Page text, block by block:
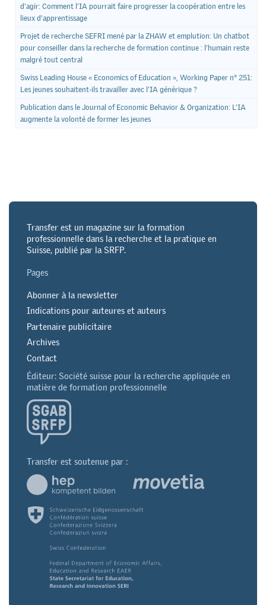
d’agir: Comment l’IA pourrait faire progresser la coopération entre les
lieux d’apprentissage
Projet de recherche SEFRI mené par la ZHAW et emplution: Un chatbot
pour conseiller dans la recherche de formation continue : l’humain reste
malgré tout central
Swiss Leading House « Economics of Education », Working Paper n° 251:
Les jeunes souhaitent-ils travailler avec l’IA générique ?
Publication dans le Journal of Economic Behavior & Organization: L’IA
augmente la volonté de former les jeunes
Transfer est un magazine sur la formation
professionnelle dans la recherche et la pratique en
Suisse, publié par la SRFP.
Pages
Abonner à la newsletter
Indications pour auteures et auteurs
Partenaire publicitaire
Archives
Contact
Éditeur: Société suisse pour la recherche appliquée en
matière de formation professionnelle
Transfer est soutenue par :